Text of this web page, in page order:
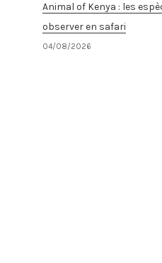
Animal of Kenya : les
observer en safari
04/08/2026